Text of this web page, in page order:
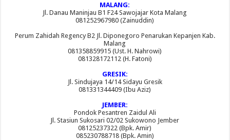
MALANG:
Jl. Danau Maninjau B1 F24 Sawojajar Kota Malang
081252967980 (Zainuddin)
Perum Zahidah Regency B2 Jl. Diponegoro Penarukan Kepanjen Kab.
Malang
081358859915 (Ust. H. Nahrowi)
081328172112 (H. Fatoni)
GRESIK:
Jl. Sindujaya 14/14 Sidayu Gresik
081331344409 (Ibu Aziz)
JEMBER:
Pondok Pesantren Zaidul Ali
Jl. Stasiun Sukosari 02/02 Sukowono Jember
08125237322 (Bpk. Amir)
085230788718 (Bpk. Amin)